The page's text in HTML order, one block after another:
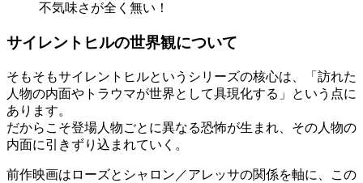
不気味さが全く無い！
サイレントヒルの世界観について
そもそもサイレントヒルというシリーズの核心は、「訪れた
人物の内面やトラウマが世界として具現化する」という点に
あります。
だからこそ登場人物ごとに異なる恐怖が生まれ、その人物の
内面に引きずり込まれていく。
前作映画はローズとシャロン／アレッサの関係を軸に、この